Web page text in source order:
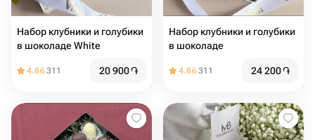
Набор клубники и голубики
в шоколаде White
4.86311 20 900֏
Набор клубники и голубики
в шоколаде
4.86311 24 200֏